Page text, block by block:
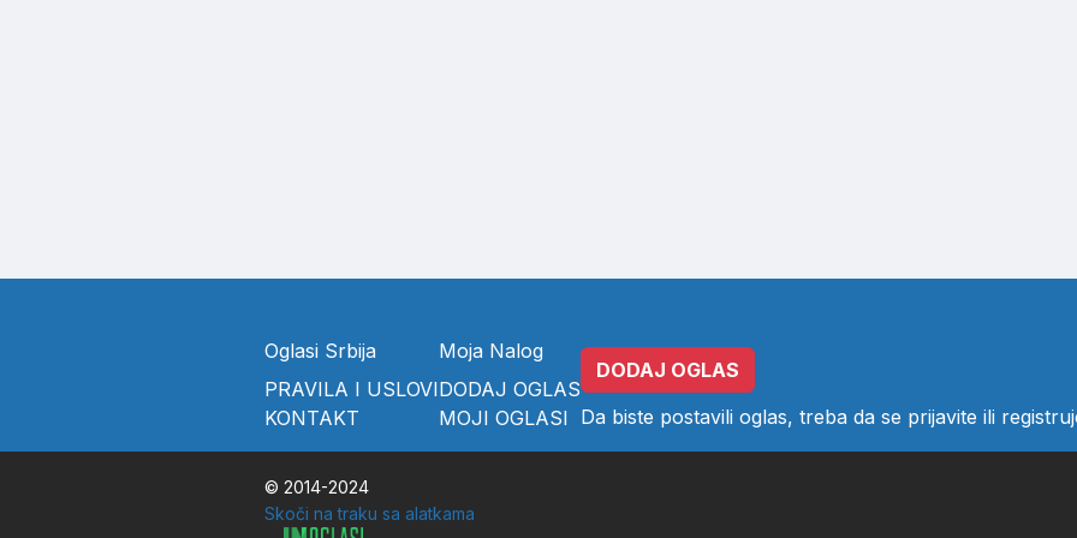
Oglasi Srbija
PRAVILA I USLOVI
KONTAKT
Moja Nalog
DODAJ OGLAS
MOJI OGLASI
DODAJ OGLAS
Da biste postavili oglas, treba da se prijavite ili
© 2014-2024
Skoči na traku sa alatkama